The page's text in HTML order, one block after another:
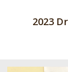
2023